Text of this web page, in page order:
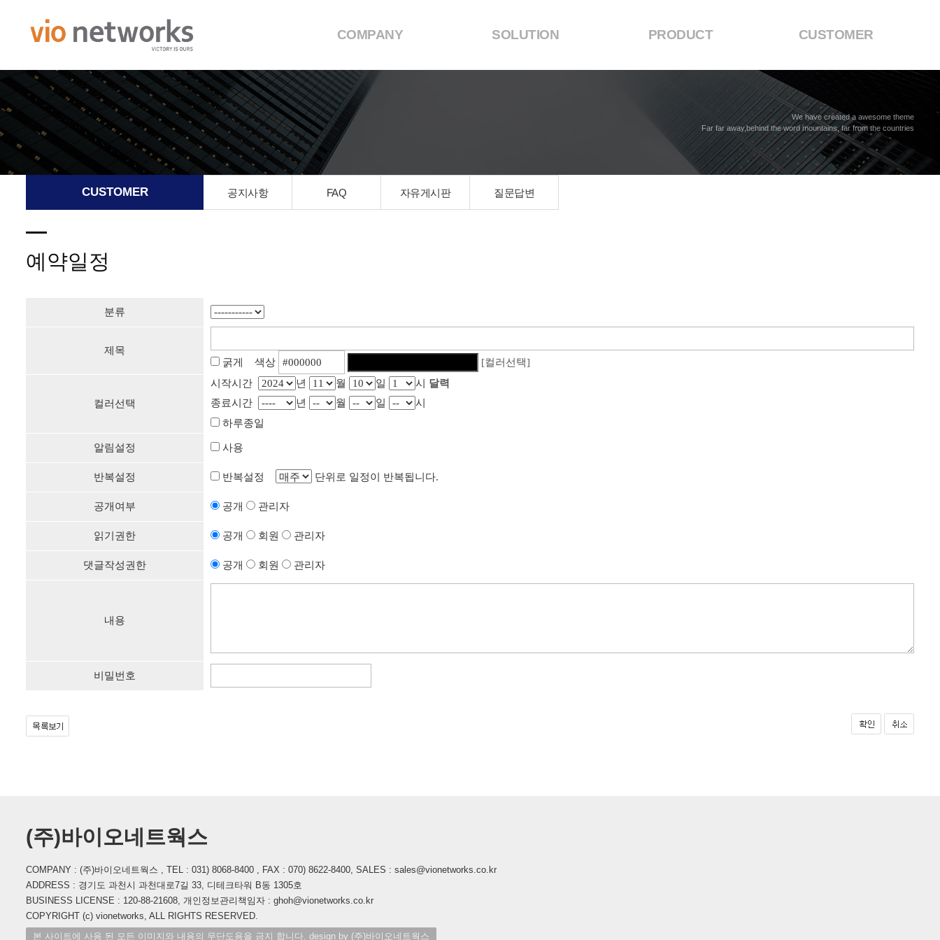
COMPANY SOLUTION PRODUCT CUSTOMER
We have created a awesome theme
Far far away,behind the word mountains, far from the countries
CUSTOMER 공지사항 FAQ 자유게시판 질문답변
예약일정
분류
제목
굵게 색상
[컬러선택]
컬러선택
시작시간 년 월 일 시 달력
종료시간
년 월 일
시
하루종일
알림설정 사용
반복설정 반복설정 단위로 일정이 반복됩니다.
공개여부 공개 관리자
읽기권한 공개 회원 관리자
댓글작성권한 공개 회원 관리자
내용
비밀번호
(주)바이오네트웍스
COMPANY : (주)바이오네트웍스 , TEL : 031) 8068-8400 , FAX : 070) 8622-8400, SALES : sales@vionetworks.co.kr
ADDRESS : 경기도 과천시 과천대로7길 33, 디테크타워 B동 1305호
BUSINESS LICENSE : 120-88-21608, 개인정보관리책임자 : ghoh@vionetworks.co.kr
COPYRIGHT (c) vionetworks, ALL RIGHTS RESERVED.
본 사이트에 사용 된 모든 이미지와 내용의 무단도용을 금지 합니다. design by (주)바이오네트웍스